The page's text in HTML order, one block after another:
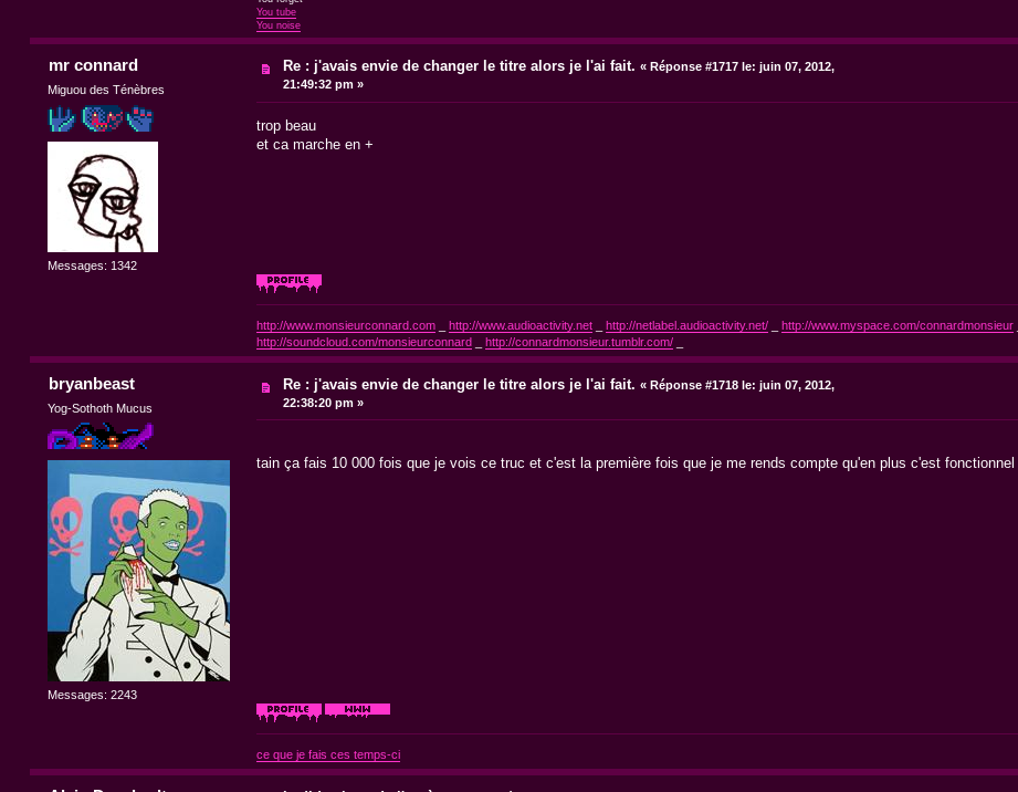
You tube
You noise
mr connard
Miguou des Ténèbres
Messages: 1342
Re : j'avais envie de changer le titre alors je l'ai fait. « Réponse #1717 le: juin 07, 2012,
21:49:32 pm »
trop beau
et ca marche en +
http://www.monsieurconnard.com_ http://www.audioactivity.net_ http://netlabel.audioactivity.net/_ http://www.myspace.com/connardmonsieur_
http://soundcloud.com/monsieurconnard_ http://connardmonsieur.tumblr.com/_
bryanbeast
Yog-Sothoth Mucus
Messages: 2243
Re : j'avais envie de changer le titre alors je l'ai fait. « Réponse #1718 le: juin 07, 2012,
22:38:20 pm »
tain ça fais 10 000 fois que je vois ce truc et c'est la première fois que je me rends compte qu'en plus c'est fonctionnel
ce que je fais ces temps-ci